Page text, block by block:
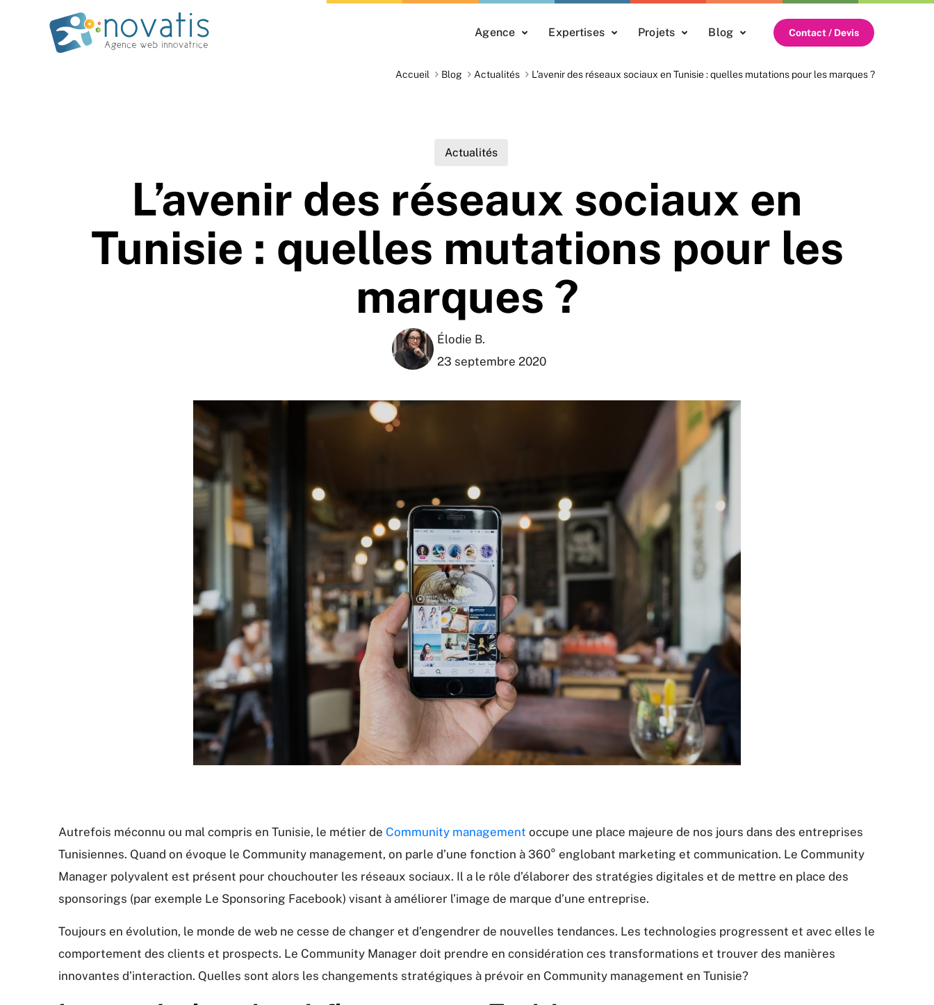
Agence Expertises Projets Blog Contact / Devis
Accueil Blog Actualités L’avenir des réseaux sociaux en Tunisie : quelles mutations pour les marques ?
Actualités
L’avenir des réseaux sociaux en
Tunisie : quelles mutations pour les
marques ?
Élodie B.
23 septembre 2020
Autrefois méconnu ou mal compris en Tunisie, le métier de Community management occupe une place majeure de nos jours dans des entreprises
Tunisiennes. Quand on évoque le Community management, on parle d’une fonction à 360° englobant marketing et communication. Le Community
Manager polyvalent est présent pour chouchouter les réseaux sociaux. Il a le rôle d’élaborer des stratégies digitales et de mettre en place des
sponsorings (par exemple Le Sponsoring Facebook) visant à améliorer l’image de marque d’une entreprise.
Toujours en évolution, le monde de web ne cesse de changer et d’engendrer de nouvelles tendances. Les technologies progressent et avec elles le
comportement des clients et prospects. Le Community Manager doit prendre en considération ces transformations et trouver des manières
innovantes d’interaction. Quelles sont alors les changements stratégiques à prévoir en Community management en Tunisie?